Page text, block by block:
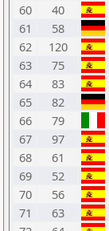
60
40
61
58
62
120
63
75
64
83
65
82
66
79
67
97
68
61
69
52
70
56
71
63